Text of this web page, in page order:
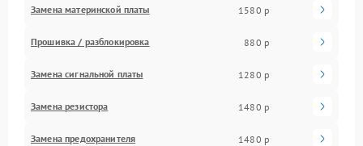
Замена материнской платы 1580 р
Прошивка / разблокировка 880 р
Замена сигнальной платы 1280 р
Замена резистора 1480 р
Замена предохранителя 1480 р